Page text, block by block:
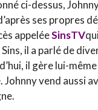
ci-dessus,
ses propres
appeléeSinsTV
Sins, il a parlé de
il gère lui-
Johnny vend aussi